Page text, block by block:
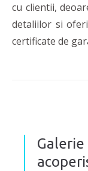
cu clientii,
detaliilor si
certificate de